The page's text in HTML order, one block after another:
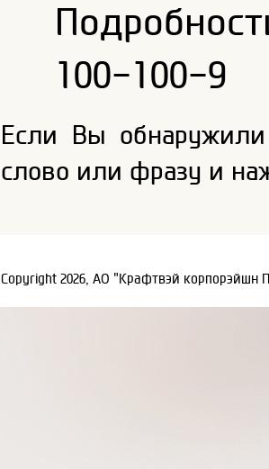
100-100-9
Если Вы
слово или фразу и
Copyright 2026, АО "Крафтвэй корпорэйшн